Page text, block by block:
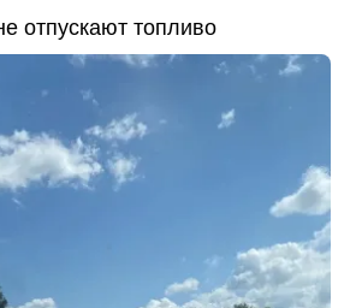
отпускают топливо